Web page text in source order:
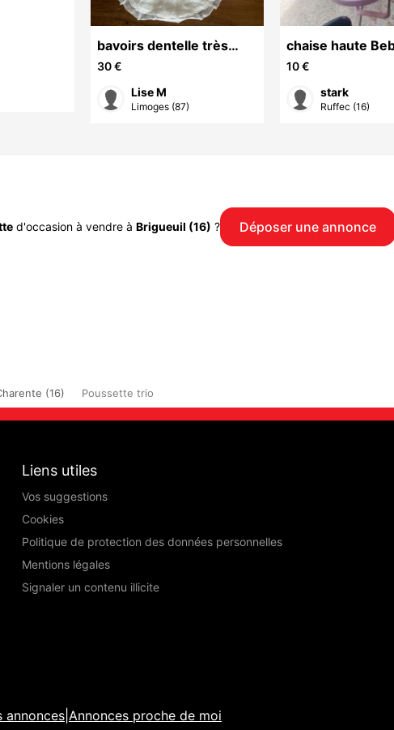
bavoirs dentelle très
anciens
30 €
Lise M
Limoges (87)
chaise haute
10 €
stark
Ruffec (16)
d'occasion à vendre à Brigueuil (16) ? Déposer une annonce
(16) Poussette trio
Liens utiles
Vos suggestions
Cookies
Politique de protection des données personnelles
Mentions légales
Signaler un contenu illicite
annonces Annonces proche de moi